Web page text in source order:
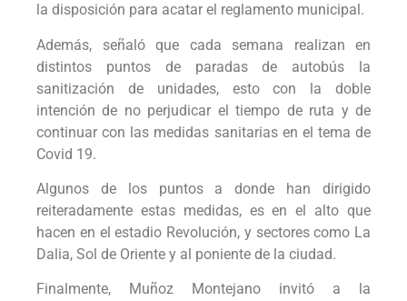
la disposición para acatar el reglamento municipal.
Además, señaló que cada semana realizan en
distintos puntos de paradas de autobús la
sanitización de unidades, esto con la doble
intención de no perjudicar el tiempo de ruta y de
continuar con las medidas sanitarias en el tema de
Covid 19.
Algunos de los puntos a donde han dirigido
reiteradamente estas medidas, es en el alto que
hacen en el estadio Revolución, y sectores como La
Dalia, Sol de Oriente y al poniente de la ciudad.
Finalmente, Muñoz Montejano invitó a la